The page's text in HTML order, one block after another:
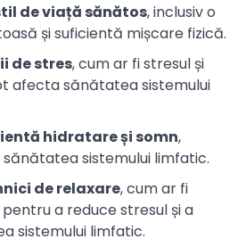
de viață sănătos, inclusiv o
și suficientă mișcare fizică.
de stres, cum ar fi stresul și
afecta sănătatea sistemului
hidratare și somn,
sistemului limfatic.
de relaxare, cum ar fi
a reduce stresul și a
sistemului limfatic.